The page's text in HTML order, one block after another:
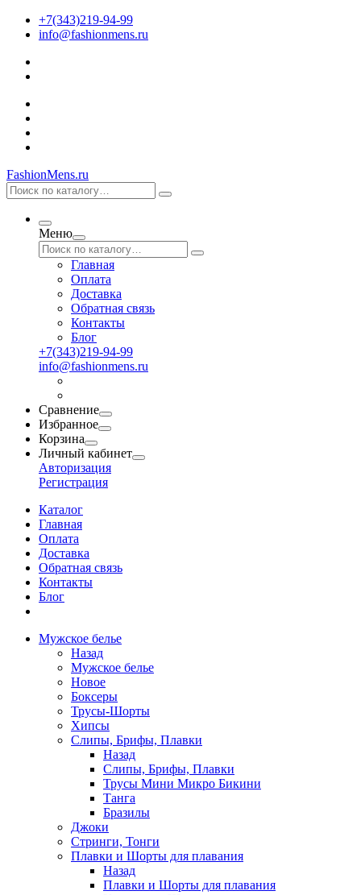
+7(343)219-94-99
info@fashionmens.ru
FashionMens.ru
Меню
Главная
Оплата
Доставка
Обратная связь
Контакты
Блог
+7(343)219-94-99
info@fashionmens.ru
Сравнение
Избранное
Корзина
Личный кабинет
Авторизация
Регистрация
Каталог
Главная
Оплата
Доставка
Обратная связь
Контакты
Блог
Мужское белье
Назад
Мужское белье
Новое
Боксеры
Трусы-Шорты
Хипсы
Слипы, Брифы, Плавки
Назад
Слипы, Брифы, Плавки
Трусы Мини Микро Бикини
Танга
Бразилы
Джоки
Стринги, Тонги
Плавки и Шорты для плавания
Назад
Плавки и Шорты для плавания